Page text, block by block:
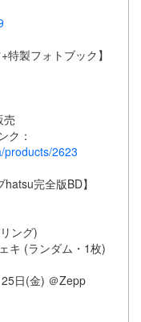
特製フォトブック】
売
ク：
products/2623
完全版BD】
ング)
キ (ランダム・1枚)
日(金) ＠Zepp